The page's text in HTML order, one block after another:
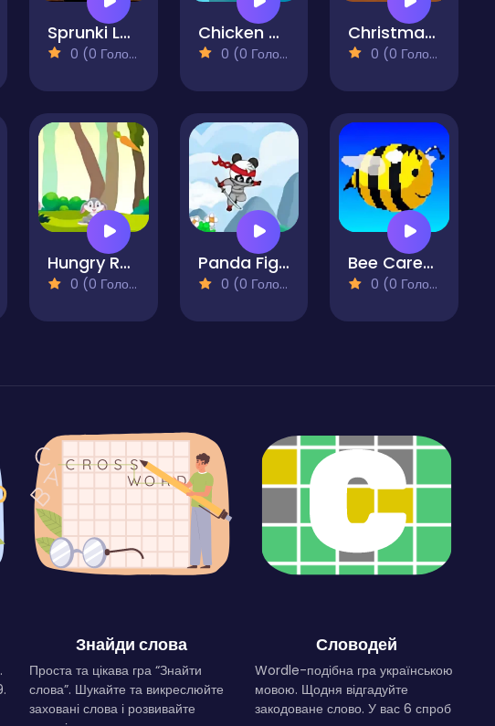
Sprunki Launch
0 (0 Голосів)
Chicken Dash
0 (0 Голосів)
Christmas Deer
0 (0 Голосів)
Hungry Rabbit
0 (0 Голосів)
Panda Fight
0 (0 Голосів)
Bee Careful
0 (0 Голосів)
Знайди слова
Проста та цікава гра “Знайти
слова”. Шукайте та викреслюйте
заховані слова і розвивайте
Словодей
Wordle-подібна гра українською
мовою. Щодня відгадуйте
закодоване слово. У вас 6 спроб